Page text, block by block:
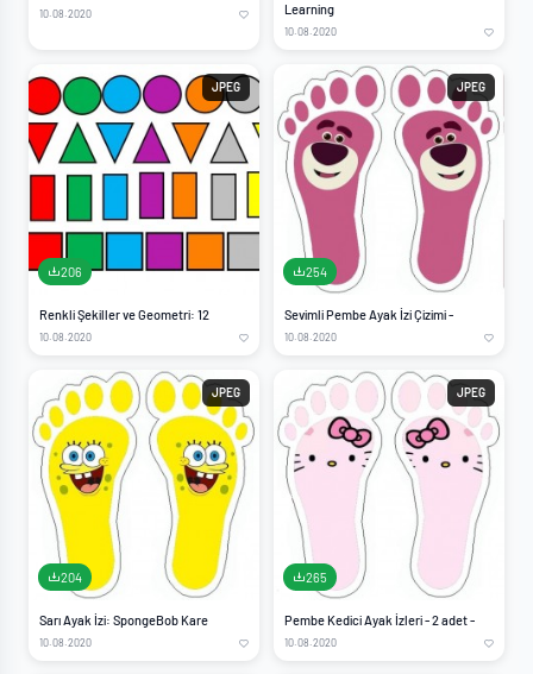
10.08.2020
Learning
10.08.2020
JPEG
206
Renkli Şekiller ve Geometri: 12
10.08.2020
JPEG
254
Sevimli Pembe Ayak İzi Çizimi -
10.08.2020
JPEG
204
Sarı Ayak İzi: SpongeBob Kare
10.08.2020
JPEG
265
Pembe Kedici Ayak İzleri - 2 adet -
10.08.2020